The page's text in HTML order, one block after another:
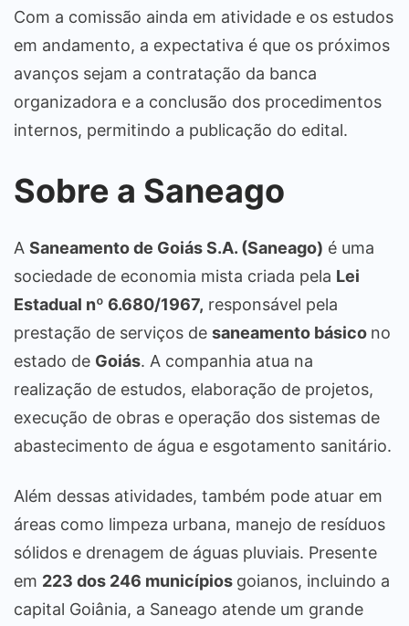
Com a comissão ainda em atividade e os estudos
em andamento, a expectativa é que os próximos
avanços sejam a contratação da banca
organizadora e a conclusão dos procedimentos
internos, permitindo a publicação do edital.
Sobre a Saneago
A Saneamento de Goiás S.A. (Saneago) é uma
sociedade de economia mista criada pela Lei
Estadual nº 6.680/1967, responsável pela
prestação de serviços de saneamento básico no
estado de Goiás. A companhia atua na
realização de estudos, elaboração de projetos,
execução de obras e operação dos sistemas de
abastecimento de água e esgotamento sanitário.
Além dessas atividades, também pode atuar em
áreas como limpeza urbana, manejo de resíduos
sólidos e drenagem de águas pluviais. Presente
em 223 dos 246 municípios goianos, incluindo a
capital Goiânia, a Saneago atende um grande